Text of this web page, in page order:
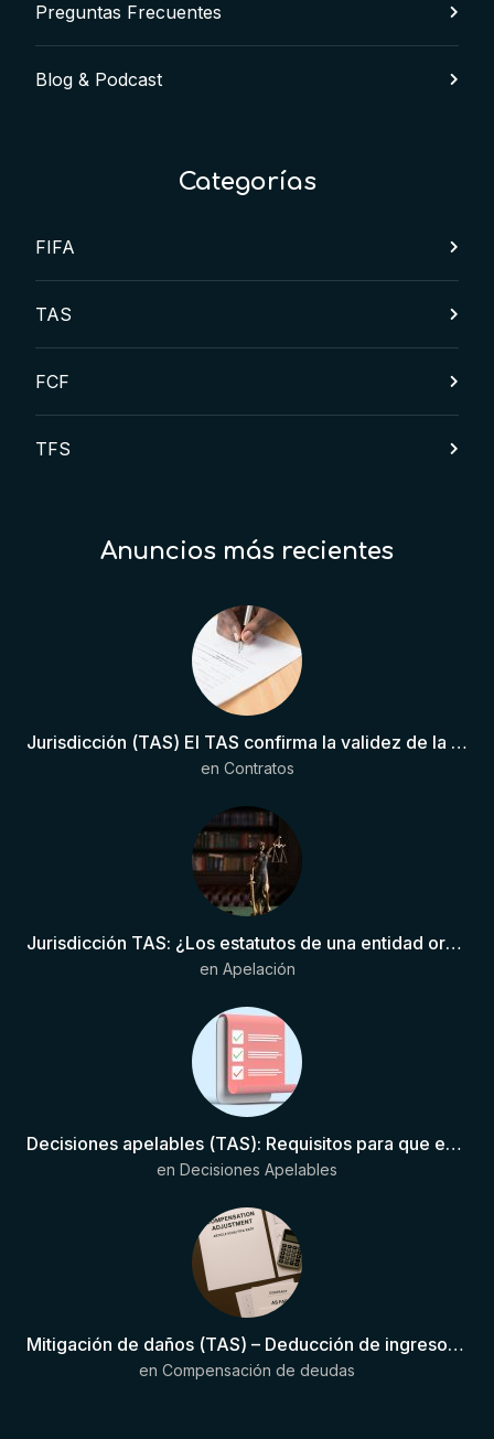
Preguntas Frecuentes
Blog & Podcast
Categorías
FIFA
TAS
FCF
TFS
Anuncios más recientes
Jurisdicción (TAS) El TAS confirma la validez de la cláusula de sumisión jurisdiccional en el contrato del futbolista.
en Contratos
Jurisdicción TAS: ¿Los estatutos de una entidad organizadora de una liga de fútbol pueden otorgar competencia de forma directa al TAS?
en Apelación
Decisiones apelables (TAS): Requisitos para que exista una decisión
en Decisiones Apelables
Mitigación de daños (TAS) – Deducción de ingresos comprobados según el artículo 6(2)(b) del Anexo 2 RSTP FIFA
en Compensación de deudas